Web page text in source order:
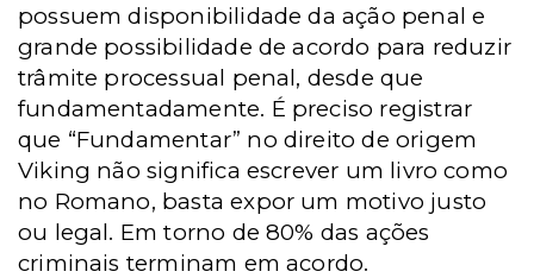
possuem disponibilidade da ação penal e
grande possibilidade de acordo para reduzir
trâmite processual penal, desde que
fundamentadamente. É preciso registrar
que “Fundamentar” no direito de origem
Viking não significa escrever um livro como
no Romano, basta expor um motivo justo
ou legal. Em torno de 80% das ações
criminais terminam em acordo.